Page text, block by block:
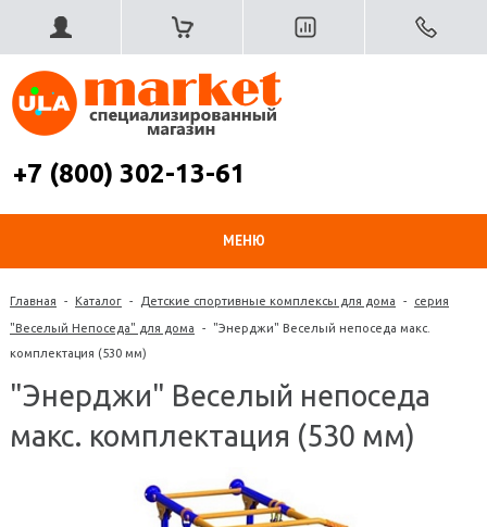
+7 (800) 302-13-61
МЕНЮ
Главная - Каталог - Детские спортивные комплексы для дома - серия
"Веселый Непоседа" для дома -
"Энерджи" Веселый непоседа макс.
комплектация (530 мм)
"Энерджи" Веселый непоседа
макс. комплектация (530 мм)